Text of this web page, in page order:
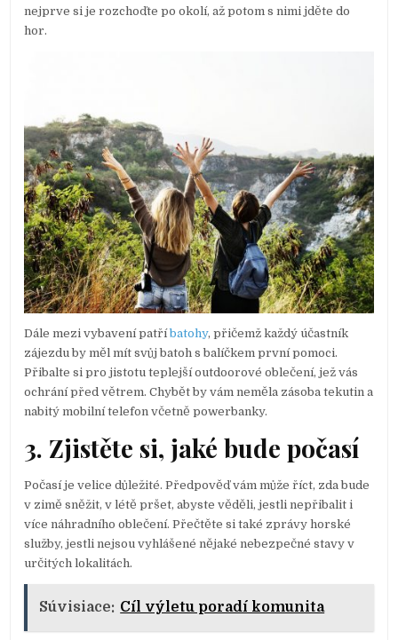
nejprve si je rozchoďte po okolí, až potom s nimi jděte do
hor.
Dále mezi vybavení patříbatohy, přičemž každý účastník
zájezdu by měl mít svůj batoh s balíčkem první pomoci.
Přibalte si pro jistotu teplejší outdoorové oblečení, jež vás
ochrání před větrem. Chybět by vám neměla zásoba tekutin a
nabitý mobilní telefon včetně powerbanky.
3. Zjistěte si, jaké bude počasí
Počasí je velice důležité. Předpověď vám může říct, zda bude
v zimě sněžit, v létě pršet, abyste věděli, jestli nepřibalit i
více náhradního oblečení. Přečtěte si také zprávy horské
služby, jestli nejsou vyhlášené nějaké nebezpečné stavy v
určitých lokalitách.
Súvisiace: Cíl výletu poradí komunita